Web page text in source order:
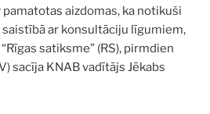
aizdomas, ka notikuši
ar konsultāciju līgumiem,
satiksme” (RS), pirmdien
sacīja KNAB vadītājs Jēkabs